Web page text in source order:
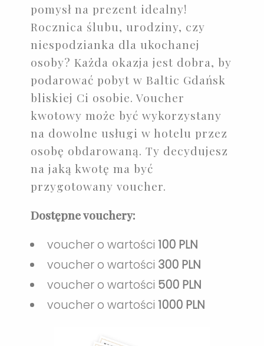
pomysł na prezent idealny!
Rocznica ślubu, urodziny, czy
niespodzianka dla ukochanej
osoby? Każda okazja jest dobra, by
podarować pobyt w Baltic Gdańsk
bliskiej Ci osobie. Voucher
kwotowy może być wykorzystany
na dowolne usługi w hotelu przez
osobę obdarowaną. Ty decydujesz
na jaką kwotę ma być
przygotowany voucher.
Dostępne vouchery:
voucher o wartości 100 PLN
voucher o wartości 300 PLN
voucher o wartości 500 PLN
voucher o wartości 1000 PLN